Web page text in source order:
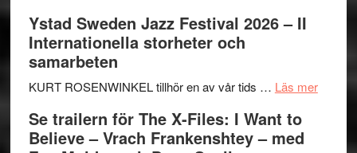
Håkan
Huskvarna
Park
–
Ystad Sweden Jazz Festival 2026 – II
Internationella storheter och
samarbeten
KURT ROSENWINKEL tillhör en av vår tids … Läs merom
Se trailern för The X-Files: I Want to
Believe – Vrach Frankenshtey – med